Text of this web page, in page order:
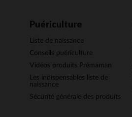
Puériculture
Liste de naissance
Conseils puériculture
Vidéos produits Prémaman
Les indispensables liste de
naissance
Sécurité générale des produits